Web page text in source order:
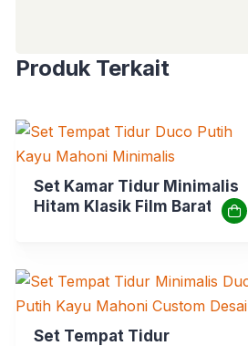
Produk Terkait
Set Kamar Tidur Minimalis
Hitam Klasik Film Barat
Set Tempat Tidur